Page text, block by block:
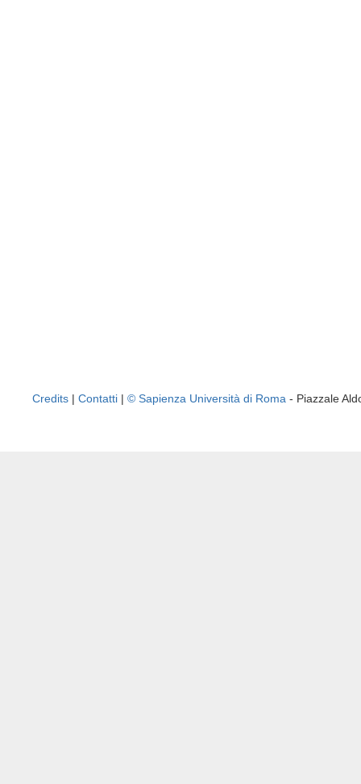
Credits | Contatti | © Sapienza Università di Roma - Piazzale